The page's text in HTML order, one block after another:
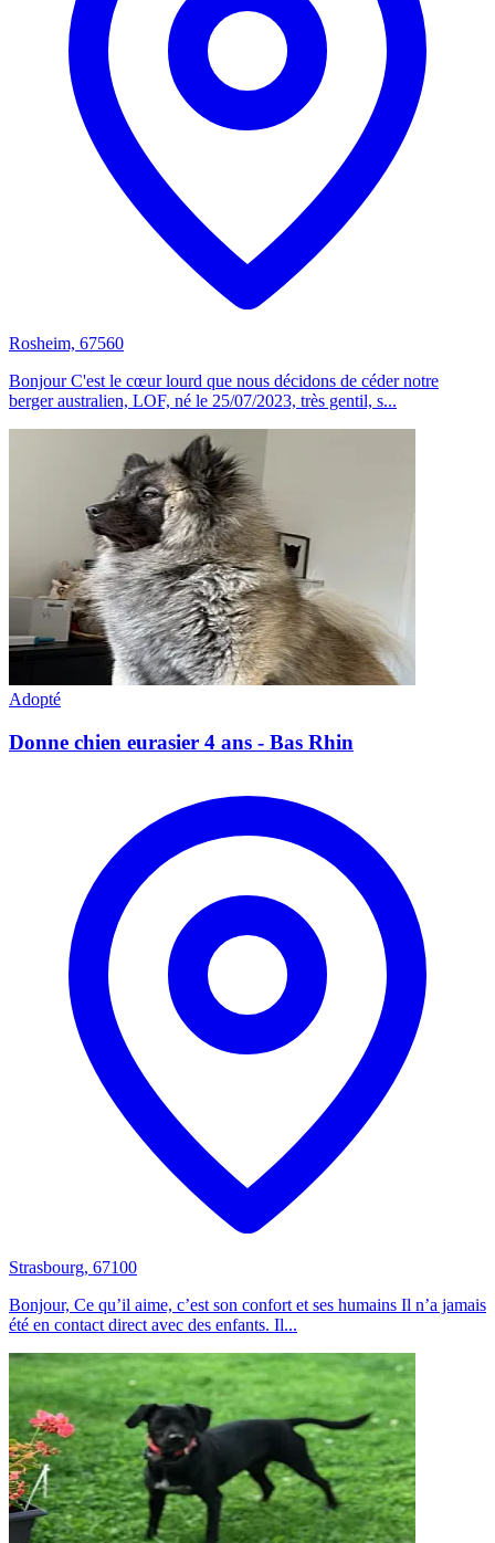
Rosheim, 67560
Bonjour C'est le cœur lourd que nous décidons de céder notre
berger australien, LOF, né le 25/07/2023, très gentil, s...
Adopté
Donne chien eurasier 4 ans - Bas Rhin
Strasbourg, 67100
Bonjour, Ce qu’il aime, c’est son confort et ses humains Il n’a jamais
été en contact direct avec des enfants. Il...